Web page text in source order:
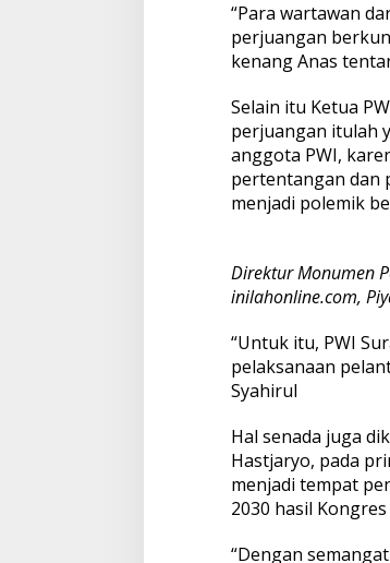
“Para wartawan
perjuangan
kenang Anas
Selain itu Ketua
perjuangan itulah
anggota PWI,
pertentangan dan
menjadi polemik
Direktur Monumen
inilahonline.com,
“Untuk itu, PWI
pelaksanaan
Syahirul
Hal senada juga
Hastjaryo, pada
menjadi tempat
2030 hasil
“Dengan